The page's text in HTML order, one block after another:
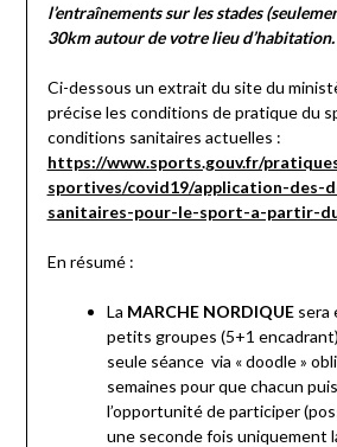
l’entraînements sur les stades
30km autour de votre lieu d’habitation.
Ci-dessous un extrait du site du
précise les conditions de pratique du
conditions sanitaires actuelles :
https://www.sports.gouv.fr/
sportives/covid19/application-des-
sanitaires-pour-le-sport-a-partir-
En résumé :
La MARCHE NORDIQUEsera
petits groupes (5+1
seule séance via « doodle »
semaines pour que chacun
l’opportunité de participer
une seconde fois uniquement